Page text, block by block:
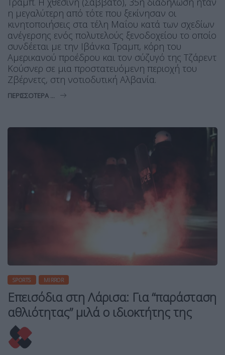
η μεγαλύτερη από τότε που ξεκίνησαν οι
κινητοποιήσεις στα τέλη Μαΐου κατά των σχεδίων
ανέγερσης ενός πολυτελούς ξενοδοχείου το οποίο
συνδέεται με την Ιβάνκα Τραμπ, κόρη του
Αμερικανού προέδρου και τον σύζυγό της Τζάρεντ
Κούσνερ σε μια προστατευόμενη περιοχή του
Ζβέρνετς, στη νοτιοδυτική Αλβανία.
ΠΕΡΙΣΣΌΤΕΡΑ ...
SPORTS MIRROR
Επεισόδια στη Λάρισα: Για “παράσταση
αθλιότητας” μιλά ο ιδιοκτήτης της